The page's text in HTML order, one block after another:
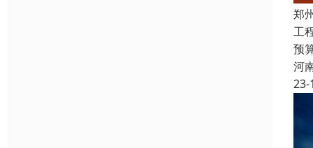
郑
工
预
河
23-